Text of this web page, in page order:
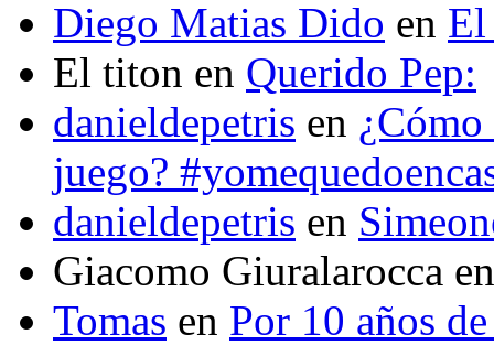
Diego Matias Dido en El
El titon en Querido Pep:
danieldepetris en
juego?
danieldepetris en
Giacomo Giuralarocca
Tomas en Por 10 años